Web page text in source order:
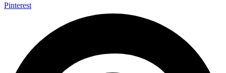
Pinterest